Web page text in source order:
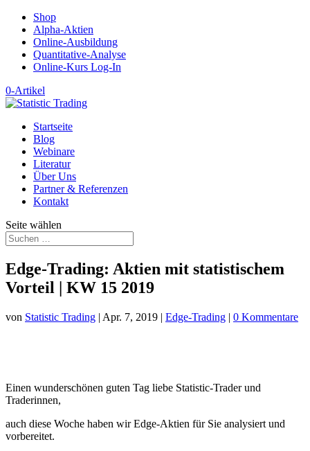
Shop
Alpha-Aktien
Online-Ausbildung
Quantitative-Analyse
Online-Kurs Log-In
0-Artikel
Startseite
Blog
Webinare
Literatur
Über Uns
Partner & Referenzen
Kontakt
Seite wählen
Edge-Trading: Aktien mit statistischem
Vorteil | KW 15 2019
von Statistic Trading | Apr. 7, 2019 | Edge-Trading | 0 Kommentare
Einen wunderschönen guten Tag liebe Statistic-Trader und
Traderinnen,
auch diese Woche haben wir Edge-Aktien für Sie analysiert und
vorbereitet.